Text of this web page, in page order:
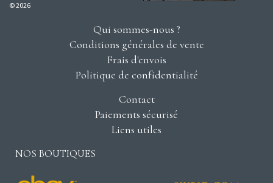
© 2026
Qui sommes-nous ?
Conditions générales de vente
Frais d'envois
Politique de confidentialité
Contact
Paiements sécurisé
Liens utiles
NOS BOUTIQUES